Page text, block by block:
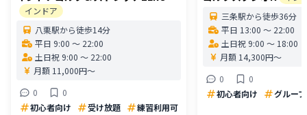
インドア
八栗駅から徒歩14分
平日 9:00 〜 22:00
土日祝 9:00 〜 22:00
月額 11,000円〜
0
0
初心者向け
受け放題 練習利用可
三条駅から徒歩36分
平日 13:00 〜 22:00
土日祝 9:00 〜 18:00
月額 14,300円〜
0
0
初心者向け
グループ